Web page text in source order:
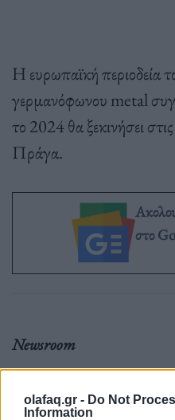
olafaq.gr - Do Not
Information
Η ευρωπαϊκή περιοδεία
γερμανόφωνου metal
το 2024 θα ξεκινήσει
Πράγα.
στο
Newsroom
Ετικέτες :Industrial ,Metal ,